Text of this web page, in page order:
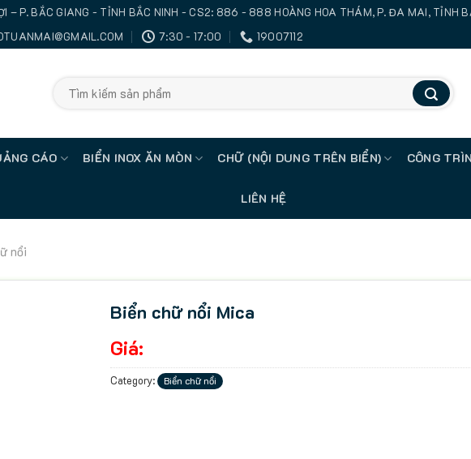
– P. BẮC GIANG - TỈNH BẮC NINH - CS2: 886 - 888 HOÀNG HOA THÁM, P. ĐA MAI, TỈNH
7:30 - 17:00 19007112
CÁO BIỂN INOX ĂN MÒN CHỮ (NỘI DUNG TRÊN BIỂN) CÔNG
LIÊN HỆ
nổi
Biển chữ nổi Mica
Giá:
Category: Biển chữ nổi